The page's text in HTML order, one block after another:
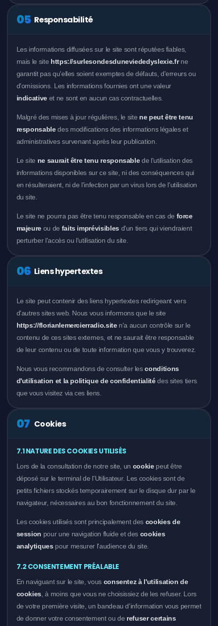
05 Responsabilité
Les informations diffusées sur le site sont réputées fiables,
mais le site https://surlesondesduneviededyslexie.frne
garantit pas qu'elles soient exemptes de défauts, d'erreurs ou
d'omissions. Les informations fournies ont une valeur
indicativeet ne sont en aucun cas contractuelles.
Malgré des mises à jour régulières, le site ne peut être tenu
responsabledes modifications des informations légales et
administratives survenant après leur publication.
Le site ne saurait être tenu responsablede l'utilisation des
informations disponibles sur ce site, ni des conséquences qui
en résulteraient, ni de l'infection par un virus lors de l'utilisation
du site.
Le site ne pourra pas être tenu responsable en cas de force
majeure ou de faits imprévisibles d'un tiers qui viendraient
perturber l'accès ou l'utilisation du site.
06 Liens hypertextes
Le site peut contenir des liens hypertextes redirigeant vers
d'autres sites web. Nous vous informons que le site
https://florianlemercierradio.siten'a aucun contrôle sur le
contenu de ces sites externes, et ne saurait être responsable
de leur contenu ou de toute information que vous y trouverez.
Nous vous recommandons de consulter lesconditions
d'utilisation et la politique de confidentialitédes sites tiers
que vous visitez via ces liens.
07 Cookies
7.1 NATURE DES COOKIES UTILISÉS
Lors de la consultation de notre site, un cookiepeut être
déposé sur le terminal de l'Utilisateur. Les cookies sont de
petits fichiers stockés temporairement sur le disque dur par le
navigateur, nécessaires au bon fonctionnement du site.
Les cookies utilisés sont principalement des cookies de
session pour une navigation fluide et des cookies
analytiques pour mesurer l'audience du site.
7.2 CONSENTEMENT PRÉALABLE
En naviguant sur le site, vous consentez à l'utilisation de
cookies , à moins que vous ne choisissiez de les refuser. Lors
de votre première visite, un bandeau d'information vous permet
de donner votre consentement ou de refuser certains